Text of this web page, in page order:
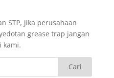
STP, Jika perusahaan
grease trap jangan
kami.